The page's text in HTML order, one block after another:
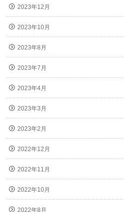
2023年12月
2023年10月
2023年8月
2023年7月
2023年4月
2023年3月
2023年2月
2022年12月
2022年11月
2022年10月
2022年8月